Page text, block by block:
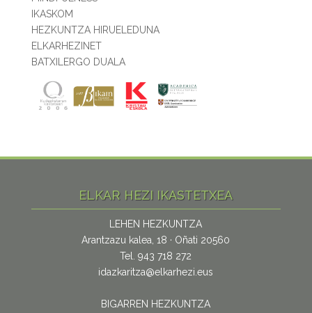
IKASKOM
HEZKUNTZA HIRUELEDUNA
ELKARHEZINET
BATXILERGO DUALA
ELKAR HEZI IKASTETXEA
LEHEN HEZKUNTZA
Arantzazu kalea, 18 · Oñati 20560
Tel. 943 718 272
idazkaritza@elkarhezi.eus
BIGARREN HEZKUNTZA